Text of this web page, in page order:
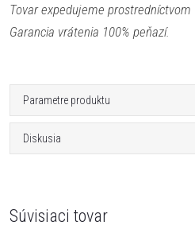
Tovar expedujeme prostredníctvom
Garancia vrátenia 100% peňazí.
Parametre produktu
Diskusia
Súvisiaci tovar